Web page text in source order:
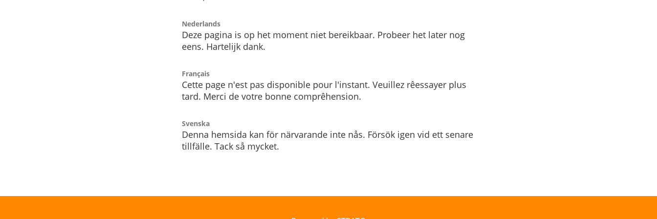
Nederlands
Deze pagina is op het moment niet bereikbaar. Probeer het later nog
eens. Hartelijk dank.
Français
Cette page n'est pas disponible pour l'instant. Veuillez rêessayer plus
tard. Merci de votre bonne comprêhension.
Svenska
Denna hemsida kan för närvarande inte nås. Försök igen vid ett senare
tillfälle. Tack så mycket.